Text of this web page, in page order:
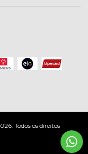
Todos os direitos